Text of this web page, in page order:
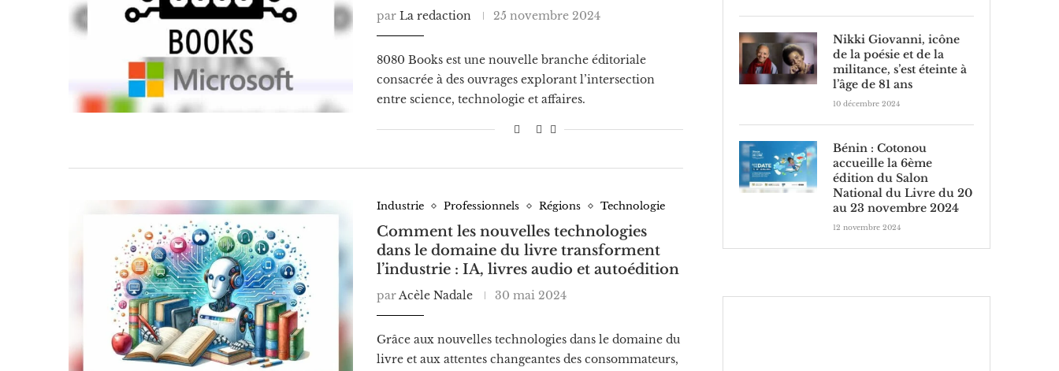
par La redaction 25 novembre 2024
8080 Books est une nouvelle branche éditoriale
consacrée à des ouvrages explorant l’intersection
entre science, technologie et affaires.
Industrie Professionnels Régions Technologie
Comment les nouvelles technologies
dans le domaine du livre transforment
l’industrie : IA, livres audio et autoédition
parAcèle Nadale 30 mai 2024
Grâce aux nouvelles technologies dans le domaine du
livre et aux attentes changeantes des consommateurs,
Nikki Giovanni, icône
de la poésie et de la
militance, s’est éteinte à
l’âge de 81 ans
10 décembre 2024
Bénin : Cotonou
accueille la 6ème
édition du Salon
National du Livre du 20
au 23 novembre 2024
12 novembre 2024